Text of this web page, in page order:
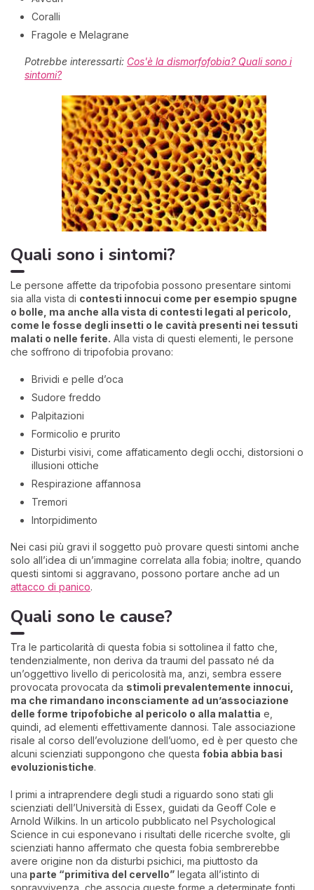
Coralli
Fragole e Melagrane
Potrebbe interessarti: Cos'è la dismorfofobia? Quali sono i
sintomi?
Quali sono i sintomi?
Le persone affette da tripofobia possono presentare sintomi
sia alla vista di contesti innocui come per esempio spugne
o bolle, ma anche alla vista di contesti legati al pericolo,
come le fosse degli insetti o le cavità presenti nei tessuti
malati o nelle ferite. Alla vista di questi elementi, le persone
che soffrono di tripofobia provano:
Brividi e pelle d’oca
Sudore freddo
Palpitazioni
Formicolio e prurito
Disturbi visivi, come affaticamento degli occhi, distorsioni o
illusioni ottiche
Respirazione affannosa
Tremori
Intorpidimento
Nei casi più gravi il soggetto può provare questi sintomi anche
solo all’idea di un’immagine correlata alla fobia; inoltre, quando
questi sintomi si aggravano, possono portare anche ad un
attacco di panico.
Quali sono le cause?
Tra le particolarità di questa fobia si sottolinea il fatto che,
tendenzialmente, non deriva da traumi del passato né da
un’oggettivo livello di pericolosità ma, anzi, sembra essere
provocata provocata da stimoli prevalentemente innocui,
ma che rimandano inconsciamente ad un’associazione
delle forme tripofobiche al pericolo o alla malattia e,
quindi, ad elementi effettivamente dannosi. Tale associazione
risale al corso dell’evoluzione dell’uomo, ed è per questo che
alcuni scienziati suppongono che questa fobia abbia basi
evoluzionistiche.
I primi a intraprendere degli studi a riguardo sono stati gli
scienziati dell’Università di Essex, guidati da Geoff Cole e
Arnold Wilkins. In un articolo pubblicato nel Psychological
Science in cui esponevano i risultati delle ricerche svolte, gli
scienziati hanno affermato che questa fobia sembrerebbe
avere origine non da disturbi psichici, ma piuttosto da
una parte “primitiva del cervello” legata all’istinto di
sopravvivenza, che associa queste forme a determinate fonti